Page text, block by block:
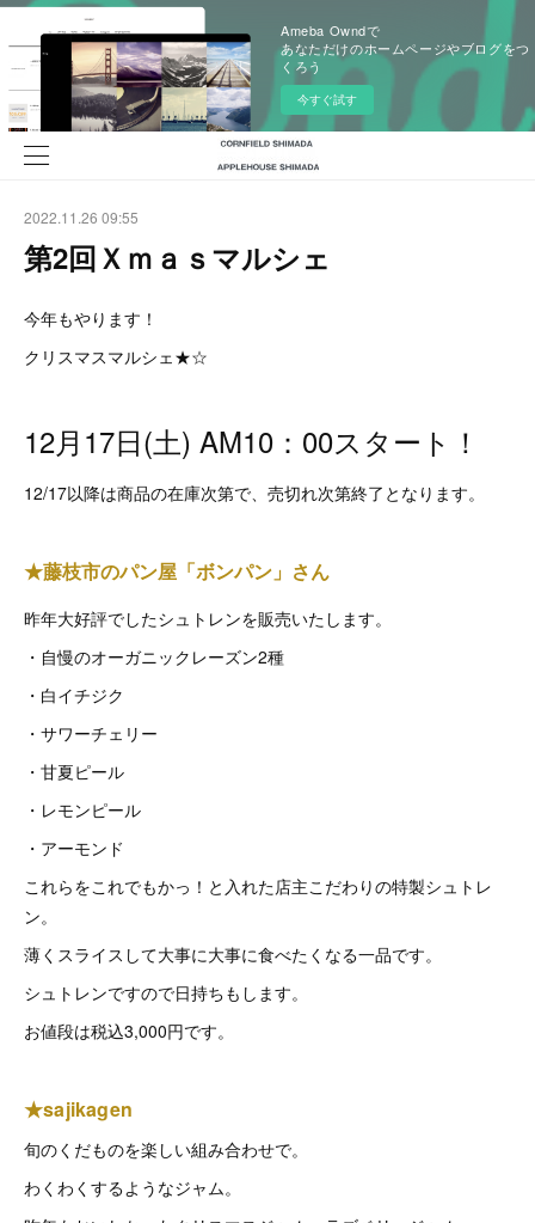
Ameba Owndで
あなただけのホームページやブログをつ
くろう
今すぐ試す
2022.11.26 09:55
第2回Ｘｍａｓマルシェ
今年もやります！
クリスマスマルシェ★☆
12月17日(土) AM10：00スタート！
12/17以降は商品の在庫次第で、売切れ次第終了となります。
★藤枝市のパン屋「ボンパン」さん
昨年大好評でしたシュトレンを販売いたします。
・自慢のオーガニックレーズン2種
・白イチジク
・サワーチェリー
・甘夏ピール
・レモンピール
・アーモンド
これらをこれでもかっ！と入れた店主こだわりの特製シュトレ
ン。
薄くスライスして大事に大事に食べたくなる一品です。
シュトレンですので日持ちもします。
お値段は税込3,000円です。
★sajikagen
旬のくだものを楽しい組み合わせで。
わくわくするようなジャム。